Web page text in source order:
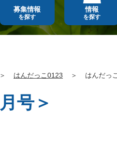
募集情報
を探す
情報
を探す
＞ はんだっこ0123 ＞ はんだっ
号＞